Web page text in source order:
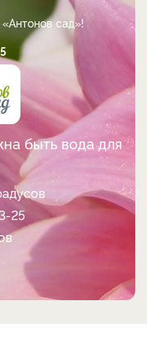
сад»!
быть вода для
25